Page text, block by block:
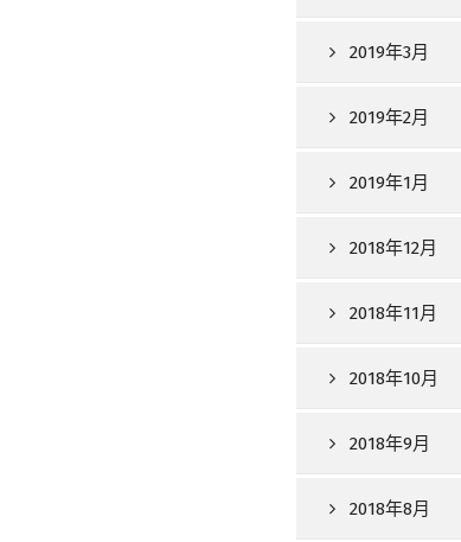
2019年3月
2019年2月
2019年1月
2018年12月
2018年11月
2018年10月
2018年9月
2018年8月